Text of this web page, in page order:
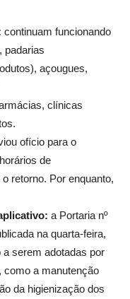
continuam funcionando
padarias
açougues,
clínicas
ofício para o
de
retorno. Por enquanto,
a Portaria nº
na quarta-feira,
serem adotadas por
como a manutenção
da higienização dos